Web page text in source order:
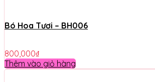
Bó Hoa Tươi – BH006
800,000₫
Thêm vào giỏ hàng